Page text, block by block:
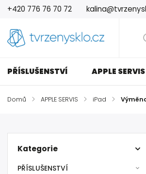
+420 776 76 70 72
PŘÍSLUŠENSTVÍ APPLE SERVIS
Domů / APPLE SERVIS / iPad /
Kategorie
PŘÍSLUŠENSTVÍ